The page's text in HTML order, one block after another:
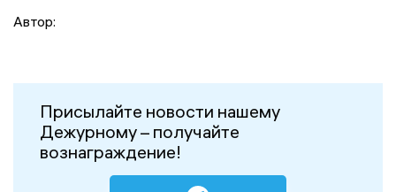
Автор:
Присылайте новости нашему
Дежурному – получайте
вознаграждение!